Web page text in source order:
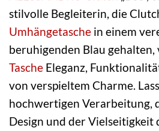
stilvolle Begleiterin, die
Umhängetasche in einem
beruhigenden Blau
Tasche Eleganz,
von verspieltem Charme.
hochwertigen Verarbeitung,
Design und der Vielseitigkeit